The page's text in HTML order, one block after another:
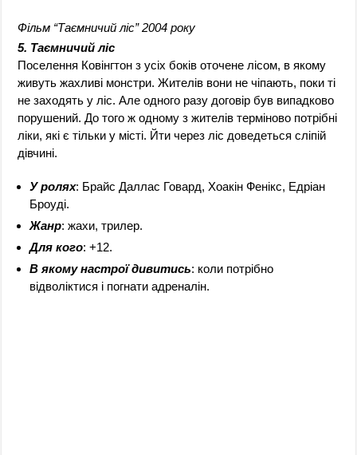
Фільм “Таємничий ліс” 2004 року
5. Таємничий ліс
Поселення Ковінгтон з усіх боків оточене лісом, в якому
живуть жахливі монстри. Жителів вони не чіпають, поки ті
не заходять у ліс. Але одного разу договір був випадково
порушений. До того ж одному з жителів терміново потрібні
ліки, які є тільки у місті. Йти через ліс доведеться сліпій
дівчині.
У ролях: Брайс Даллас Говард, Хоакін Фенікс, Едріан
Броуді.
Жанр: жахи, трилер.
Для кого: +12.
В якому настрої дивитись: коли потрібно
відволіктися і погнати адреналін.